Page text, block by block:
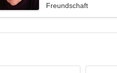
Freundschaft